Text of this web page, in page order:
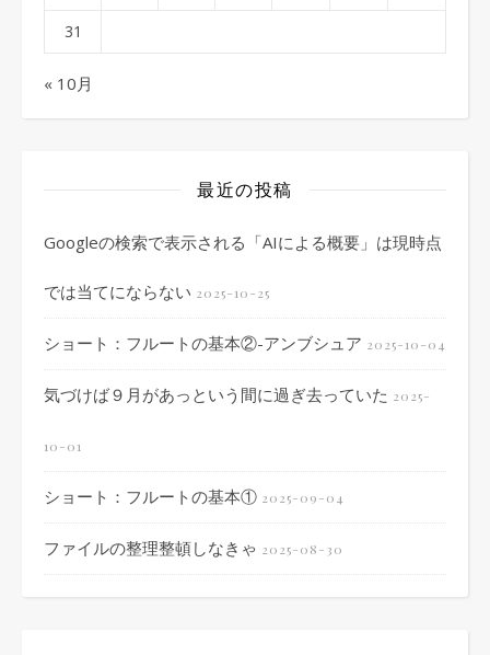
31
« 10月
最近の投稿
Googleの検索で表示される「AIによる概要」は現時点
では当てにならない 2025-10-25
ショート：フルートの基本②-アンブシュア 2025-10-04
気づけば９月があっという間に過ぎ去っていた 2025-
10-01
ショート：フルートの基本① 2025-09-04
ファイルの整理整頓しなきゃ 2025-08-30